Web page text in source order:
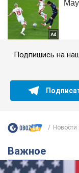
Подпишись на
Новости
Важное